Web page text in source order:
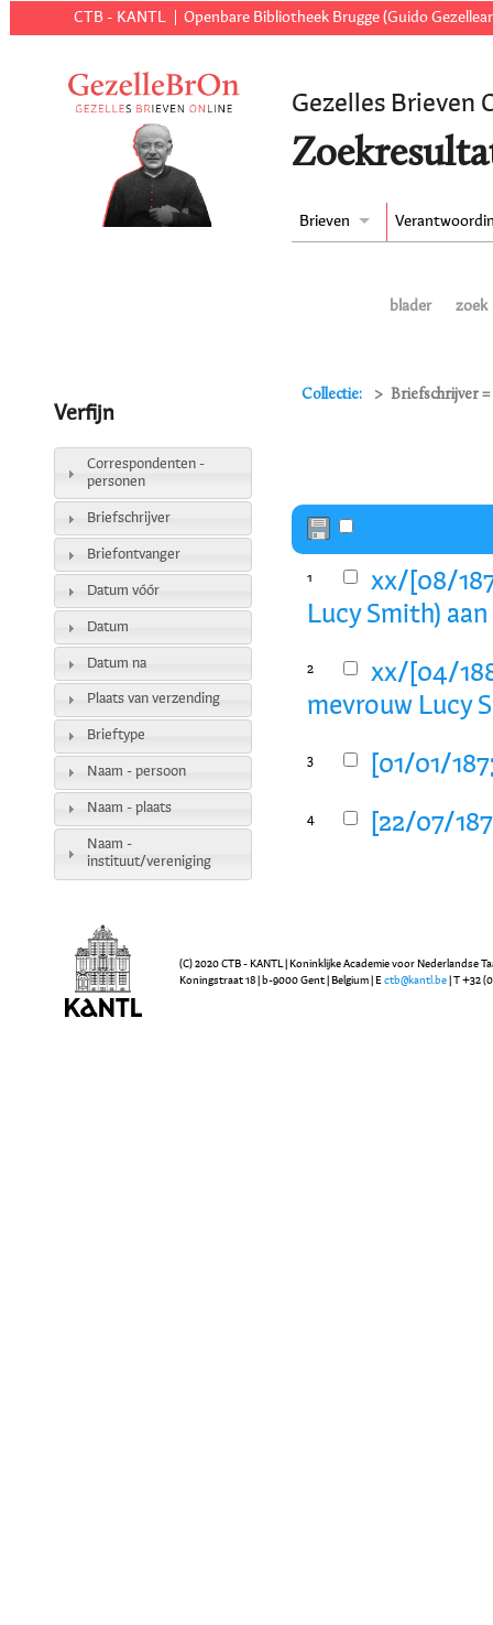
CTB - KANTL Openbare Bibliotheek Brugge (Guido
Gezelles Brieven
Brieven
blader zoek
Collectie: Briefschrijver =
1
xx/[08/
Lucy Smith)
2
xx/[04/
mevrouw Lucy
3 [01/01/
4 [22/07/
Verfijn
Correspondenten -
personen
Briefschrijver
Briefontvanger
Datum vóór
Datum
Datum na
Plaats van verzending
Brieftype
Naam - persoon
Naam - plaats
Naam -
instituut/vereniging
(C) 2020 CTB - KANTL | Koninklijke Academie voor Nederlandse
Koningstraat 18 | b-9000 Gent | Belgium | E ctb@kantl.be | T +32